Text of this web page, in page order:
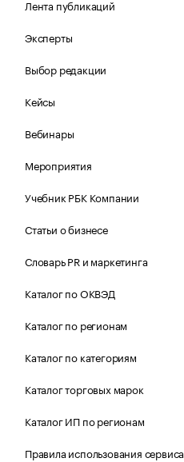
Лента публикаций
Эксперты
Выбор редакции
Кейсы
Вебинары
Мероприятия
Учебник РБК Компании
Статьи о бизнесе
Словарь PR и маркетинга
Каталог по ОКВЭД
Каталог по регионам
Каталог по категориям
Каталог торговых марок
Каталог ИП по регионам
Правила использования сервиса